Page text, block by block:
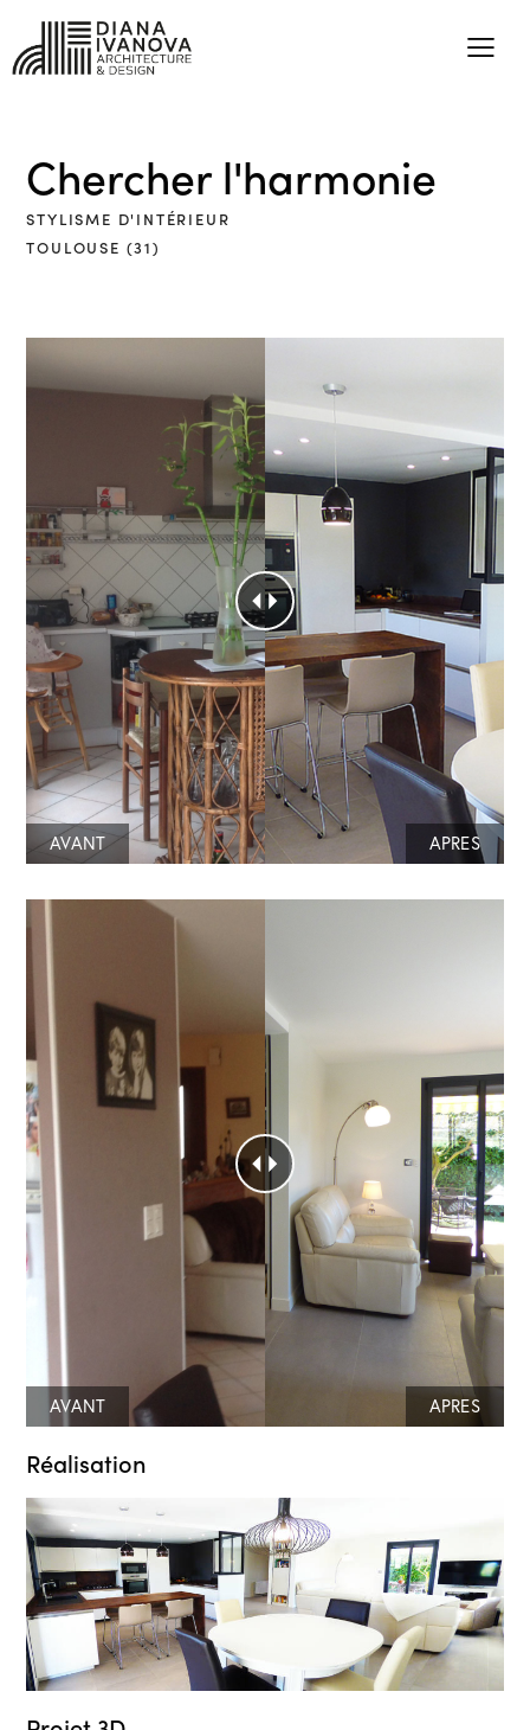
Chercher l'harmonie
STYLISME D'INTÉRIEUR
TOULOUSE (31)
AVANT APRES
AVANT APRES
Réalisation